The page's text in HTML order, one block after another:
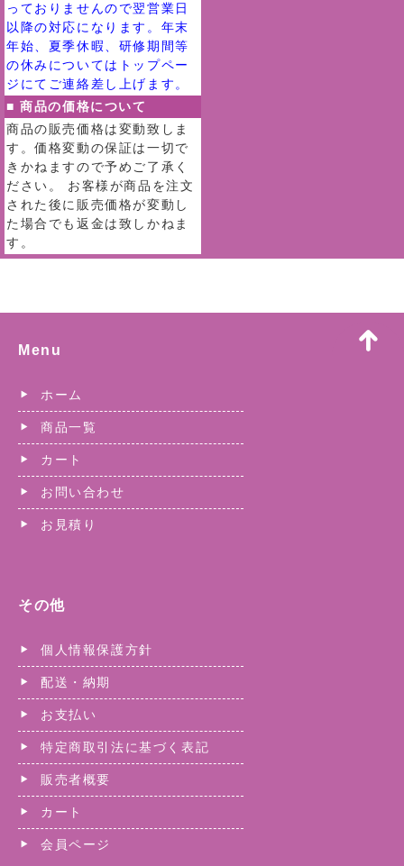
っておりませんので翌営業日
以降の対応になります。年末
年始、夏季休暇、研修期間等
の休みについてはトップペー
ジにてご連絡差し上げます。
■ 商品の価格について
商品の販売価格は変動致しま
す。価格変動の保証は一切で
きかねますので予めご了承く
ださい。 お客様が商品を注文
された後に販売価格が変動し
た場合でも返金は致しかねま
す。
Menu
ホーム
商品一覧
カート
お問い合わせ
お見積り
その他
個人情報保護方針
配送・納期
お支払い
特定商取引法に基づく表記
販売者概要
カート
会員ページ